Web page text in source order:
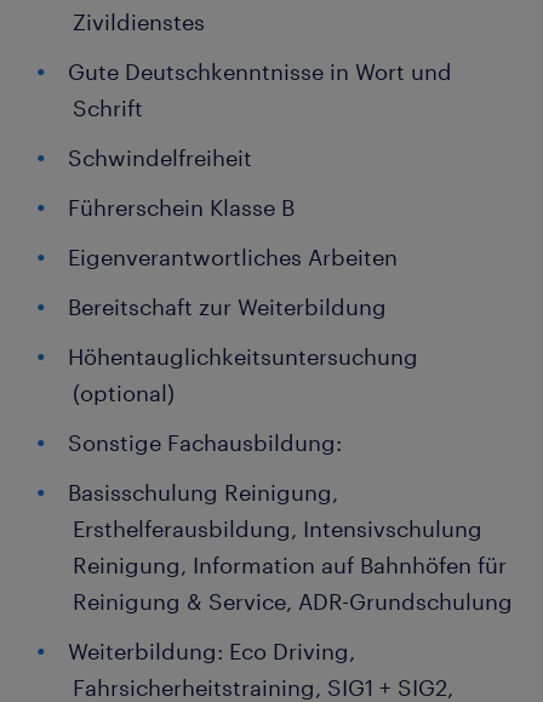
Zivildienstes
Gute Deutschkenntnisse in Wort und
Schrift
Schwindelfreiheit
Führerschein Klasse B
Eigenverantwortliches Arbeiten
Bereitschaft zur Weiterbildung
Höhentauglichkeitsuntersuchung
(optional)
Sonstige Fachausbildung:
Basisschulung Reinigung,
Ersthelferausbildung, Intensivschulung
Reinigung, Information auf Bahnhöfen für
Reinigung & Service, ADR-Grundschulung
Weiterbildung: Eco Driving,
Fahrsicherheitstraining, SIG1 + SIG2,